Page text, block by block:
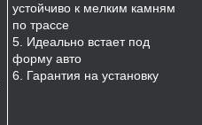
устойчиво к мелким камням
по трассе
5. Идеально встает под
форму авто
6. Гарантия на установку